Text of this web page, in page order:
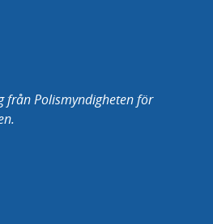
från Polismyndigheten för